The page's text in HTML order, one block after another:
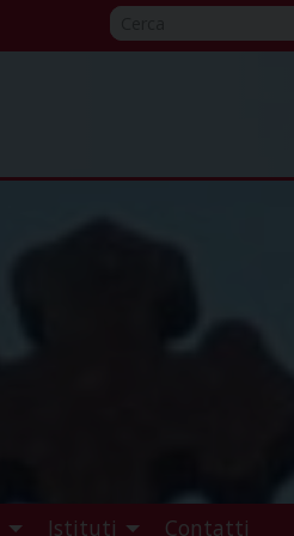
Istituti Contatti